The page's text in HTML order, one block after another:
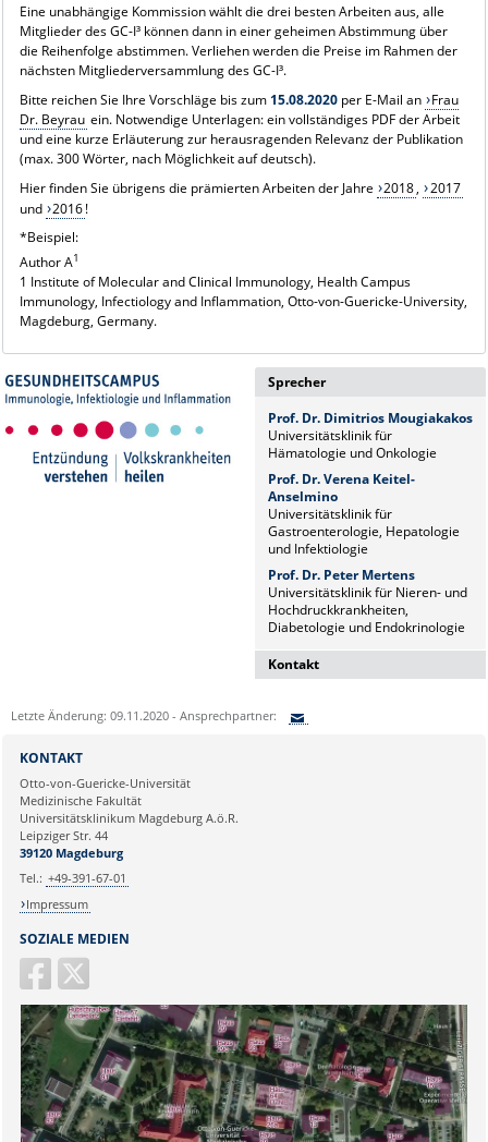
Eine unabhängige Kommission wählt die drei besten Arbeiten aus, alle
Mitglieder des GC-I³ können dann in einer geheimen Abstimmung über
die Reihenfolge abstimmen. Verliehen werden die Preise im Rahmen der
nächsten Mitgliederversammlung des GC-I³.
Bitte reichen Sie Ihre Vorschläge bis zum 15.08.2020per E-Mail an Frau
Dr. Beyrau ein. Notwendige Unterlagen: ein vollständiges PDF der Arbeit
und eine kurze Erläuterung zur herausragenden Relevanz der Publikation
(max. 300 Wörter, nach Möglichkeit auf deutsch).
Hier finden Sie übrigens die prämierten Arbeiten der Jahre
2018,
2017
und 2016!
*Beispiel:
Author A1
1 Institute of Molecular and Clinical Immunology, Health Campus
Immunology, Infectiology and Inflammation, Otto-von-Guericke-University,
Magdeburg, Germany.
Sprecher
Prof. Dr. Dimitrios Mougiakakos
Universitätsklinik für
Hämatologie und Onkologie
Prof. Dr. Verena Keitel-
Anselmino
Universitätsklinik für
Gastroenterologie, Hepatologie
und Infektiologie
Prof. Dr. Peter Mertens
Universitätsklinik für Nieren- und
Hochdruckkrankheiten,
Diabetologie und Endokrinologie
Kontakt
Wissenschaftskoordinatorin
Letzte Änderung: 09.11.2020 - Ansprechpartner:
Ihre E-Mailadresse:
Ihr Anliegen:
SOZIALE MEDIEN
KONTAKT
Otto-von-Guericke-Universität
Medizinische Fakultät
Universitätsklinikum Magdeburg A.ö.R.
Leipziger Str. 44
39120 Magdeburg
Tel.: +49-391-67-01
Impressum